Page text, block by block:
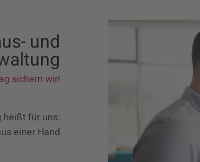
und
sichern wir!
für uns:
einer Hand